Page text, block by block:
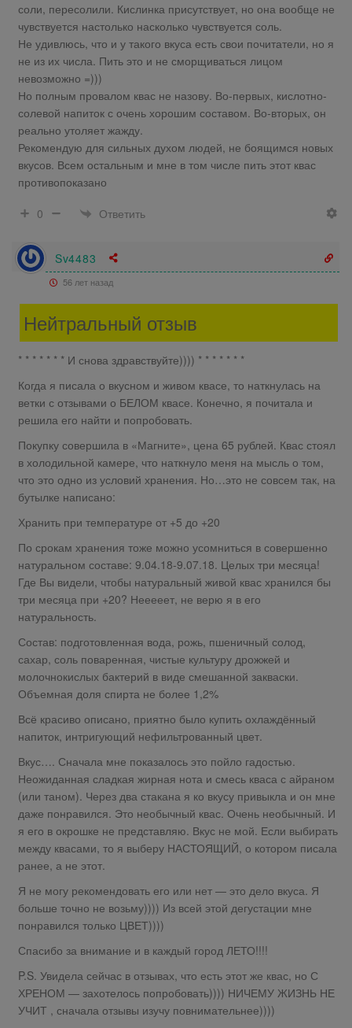
соли, пересолили. Кислинка присутствует, но она вообще не
чувствуется настолько насколько чувствуется соль.
Не удивлюсь, что и у такого вкуса есть свои почитатели, но я
не из их числа. Пить это и не сморщиваться лицом
невозможно =)))
Но полным провалом квас не назову. Во-первых, кислотно-
солевой напиток с очень хорошим составом. Во-вторых, он
реально утоляет жажду.
Рекомендую для сильных духом людей, не боящимся новых
вкусов. Всем остальным и мне в том числе пить этот квас
противопоказано
0
Ответить
Sv4483
56 лет назад
Нейтральный отзыв
* * * * * * * И снова здравствуйте)))) * * * * * * *
Когда я писала о вкусном и живом квасе, то наткнулась на
ветки с отзывами о БЕЛОМ квасе. Конечно, я почитала и
решила его найти и попробовать.
Покупку совершила в «Магните», цена 65 рублей. Квас стоял
в холодильной камере, что наткнуло меня на мысль о том,
что это одно из условий хранения. Но…это не совсем так, на
бутылке написано:
Хранить при температуре от +5 до +20
По срокам хранения тоже можно усомниться в совершенно
натуральном составе: 9.04.18-9.07.18. Целых три месяца!
Где Вы видели, чтобы натуральный живой квас хранился бы
три месяца при +20? Нееееет, не верю я в его
натуральность.
Состав: подготовленная вода, рожь, пшеничный солод,
сахар, соль поваренная, чистые культуру дрожжей и
молочнокислых бактерий в виде смешанной закваски.
Объемная доля спирта не более 1,2%
Всё красиво описано, приятно было купить охлаждённый
напиток, интригующий нефильтрованный цвет.
Вкус…. Сначала мне показалось это пойло гадостью.
Неожиданная сладкая жирная нота и смесь кваса с айраном
(или таном). Через два стакана я ко вкусу привыкла и он мне
даже понравился. Это необычный квас. Очень необычный. И
я его в окрошке не представляю. Вкус не мой. Если выбирать
между квасами, то я выберу НАСТОЯЩИЙ, о котором писала
ранее, а не этот.
Я не могу рекомендовать его или нет — это дело вкуса. Я
больше точно не возьму)))) Из всей этой дегустации мне
понравился только ЦВЕТ))))
Спасибо за внимание и в каждый город ЛЕТО!!!!
P.S. Увидела сейчас в отзывах, что есть этот же квас, но С
ХРЕНОМ — захотелось попробовать)))) НИЧЕМУ ЖИЗНЬ НЕ
УЧИТ , сначала отзывы изучу повнимательнее))))